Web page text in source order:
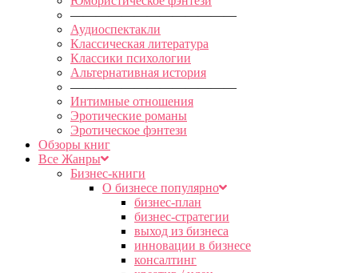
—————————————
Аудиоспектакли
Классическая литература
Классики психологии
Альтернативная история
—————————————
Интимные отношения
Эротические романы
Эротическое фэнтези
Обзоры книг
Все Жанры
Бизнес-книги
О бизнесе популярно
бизнес-план
бизнес-стратегии
выход из бизнеса
инновации в бизнесе
консалтинг